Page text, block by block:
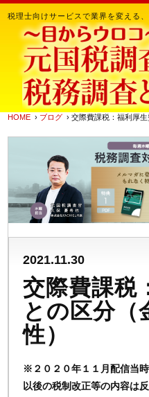
税理士向けサービスで業界を変える
HOME › ブログ › 交際費課税：福利厚
2021.11.30
交際費課税
との区分（
性）
※２０２０年１１月配信当時
以後の税制改正等の内容は